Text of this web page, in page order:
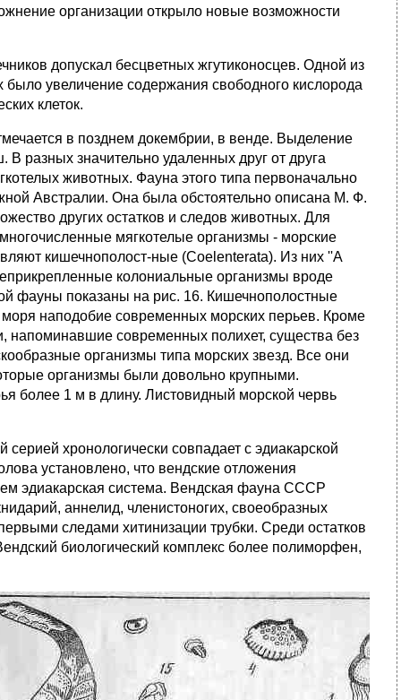
организации открыло новые возможности
допускал бесцветных жгутиконосцев. Одной из
увеличение содержания свободного кислорода
клеток.
в позднем докембрии, в венде. Выделение
разных значительно удаленных друг от друга
животных. Фауна этого типа первоначально
Австралии. Она была обстоятельно описана М. Ф.
других остатков и следов животных. Для
мягкотелые организмы - морские
кишечнополост-ные (Coelenterata). Из них ''A
колониальные организмы вроде
фауны показаны на рис. 16. Кишечнополостные
наподобие современных морских перьев. Кроме
напоминавшие современных полихет, существа без
организмы типа морских звезд. Все они
организмы были довольно крупными.
более 1 м в длину. Листовидный морской червь
хронологически совпадает с эдиакарской
установлено, что вендские отложения
эдиакарская система. Вендская фауна СССР
аннелид, членистоногих, своеобразных
следами хитинизации трубки. Среди остатков
биологический комплекс более полиморфен,